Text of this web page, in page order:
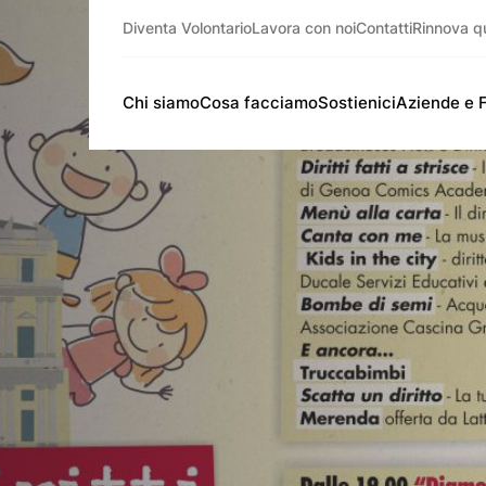
Chi siamoCosa facciamoSostieniciAziende e
Diventa VolontarioLavora con noiContattiRinnova